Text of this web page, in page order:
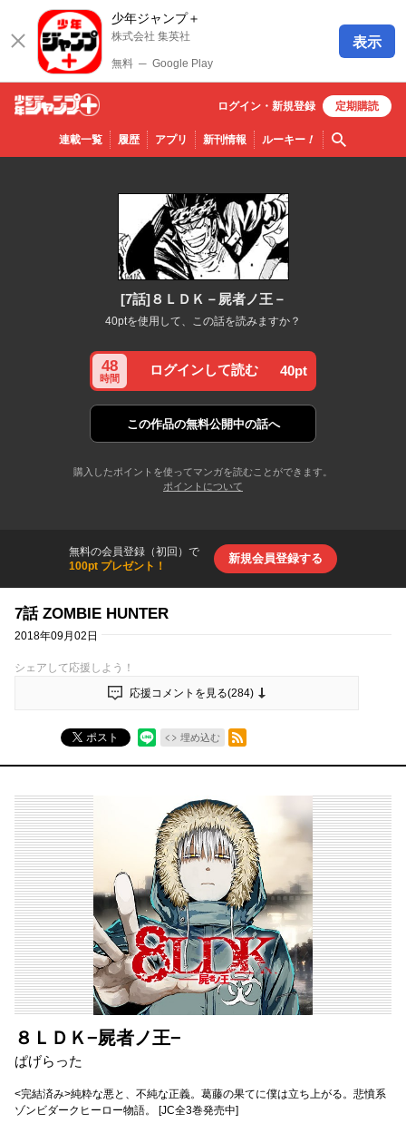
少年ジャンプ＋
株式会社 集英社
無料 ─ Google Play
表示
少年ジ
ャンプ
連載一覧 履歴 アプリ 新刊情報 ルーキー！ 検索
ログイン・ 新規登録 定期購読
[7話]８ＬＤＫ－屍者ノ王－
40ptを使用して、この話を読みますか？
48
時間
ログインして読む 40pt
この作品の無料公開中の話へ
購入したポイントを使ってマンガを読むことができます。
ポイントについて
無料の会員登録（初回）で
100pt プレゼント！
新規会員登録する
7話 ZOMBIE HUNTER
2018年09月02日
シェアして応援しよう！
応援コメントを見る(284)
ポスト 埋め込む
RSSフィード
８ＬＤＫ−屍者ノ王−
ぱげらった
<完結済み>純粋な悪と、不純な正義。葛藤の果てに僕は立ち上がる。悲憤系
ゾンビダークヒーロー物語。 [JC全3巻発売中]